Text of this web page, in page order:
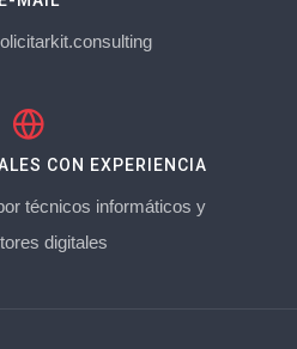
CON EXPERIENCIA
técnicos informáticos y
digitales